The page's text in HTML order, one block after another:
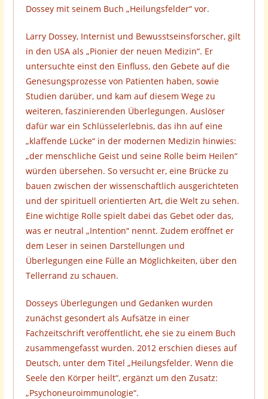
Dossey mit seinem Buch „Heilungsfelder“ vor.
Larry Dossey, Internist und Bewusstseinsforscher, gilt
in den USA als „Pionier der neuen Medizin“. Er
untersuchte einst den Einfluss, den Gebete auf die
Genesungsprozesse von Patienten haben, sowie
Studien darüber, und kam auf diesem Wege zu
weiteren, faszinierenden Überlegungen. Auslöser
dafür war ein Schlüsselerlebnis, das ihn auf eine
„klaffende Lücke“ in der modernen Medizin hinwies:
„der menschliche Geist und seine Rolle beim Heilen“
würden übersehen. So versucht er, eine Brücke zu
bauen zwischen der wissenschaftlich ausgerichteten
und der spirituell orientierten Art, die Welt zu sehen.
Eine wichtige Rolle spielt dabei das Gebet oder das,
was er neutral „Intention“ nennt. Zudem eröffnet er
dem Leser in seinen Darstellungen und
Überlegungen eine Fülle an Möglichkeiten, über den
Tellerrand zu schauen.
Dosseys Überlegungen und Gedanken wurden
zunächst gesondert als Aufsätze in einer
Fachzeitschrift veröffentlicht, ehe sie zu einem Buch
zusammengefasst wurden. 2012 erschien dieses auf
Deutsch, unter dem Titel „Heilungsfelder. Wenn die
Seele den Körper heilt“, ergänzt um den Zusatz:
„Psychoneuroimmunologie“.